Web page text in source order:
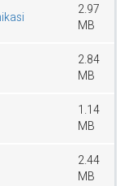
2.97
MB
2.84
MB
1.14
MB
2.44
MB